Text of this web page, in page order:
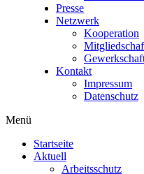
Presse
Netzwerk
Kooperation
Kontakt
Impressum
Datenschutz
Menü
Startseite
Aktuell
Arbeitsschutz